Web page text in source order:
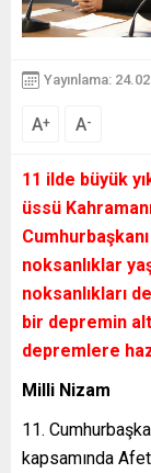
Yayınlama:
A+ A-
11 ilde büyük
üssü
noksanlıklar
noksanlıkları
bir depremin
depremlere
Milli Nizam
11.
kapsamında